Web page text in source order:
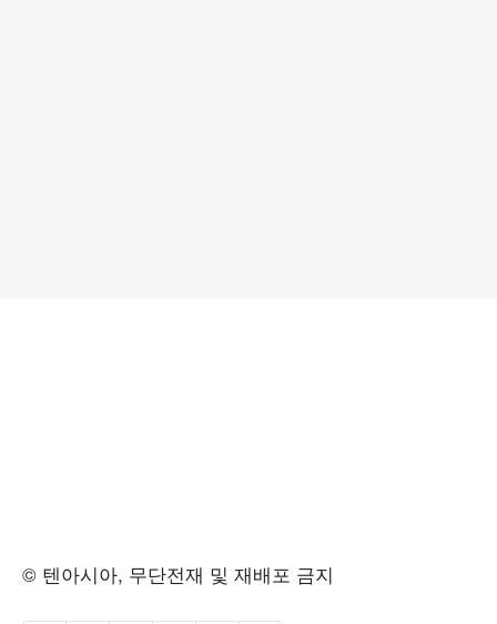
© 텐아시아, 무단전재 및 재배포 금지